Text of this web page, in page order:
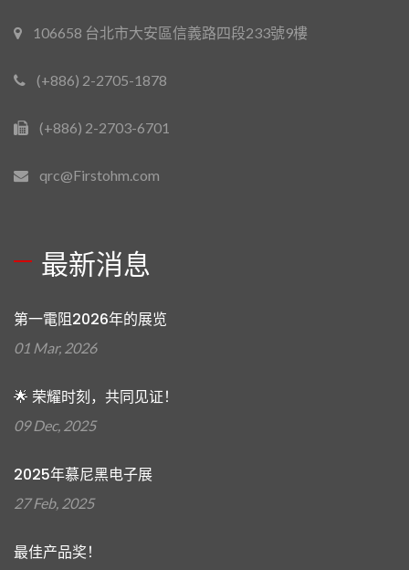
106658 台北市大安區信義路四段233號9樓
(+886) 2-2705-1878
(+886) 2-2703-6701
qrc@Firstohm.com
最新消息
第一電阻2026年的展览
01 Mar, 2026
🌟 荣耀时刻，共同见证！
09 Dec, 2025
2025年慕尼黑电子展
27 Feb, 2025
最佳产品奖！